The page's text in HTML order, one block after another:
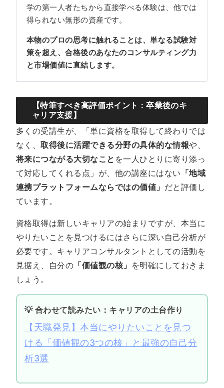
学の第一人者たちから直接学べる体験は、他では
得られない無形の資産です。
本物のプロの思考に触れることは、単なる試験対
策を超え、合格後のあなたのコンサルティング力
と市場価値に直結します。
【特筆すべき高評価ポイント：卒業後のキ
ャリア支援】
多くの受講生が、「単に資格を取得して終わりでは
なく、取得後に活躍できる分野の具体的な情報や、
将来につながる大切なこと を一人ひとりに寄り添っ
て対応してくれる点」が、他の講座にはない 「地域
連携プラットフォームならではの価値」 だと評価し
ています。
資格取得は新しいキャリアの始まりですが、本当に
やりたいことを見つけるにはさらに深い自己分析が
必要です。キャリアコンサルタントとしての活動を
見据え、自分の 「価値観の核」 を明確にしておきま
しょう。
💡 合わせて読みたい：キャリアの土台作り
【天職発見】本当にやりたいことを見つ
ける「価値観の3つの核」と最強の自己分
析3選